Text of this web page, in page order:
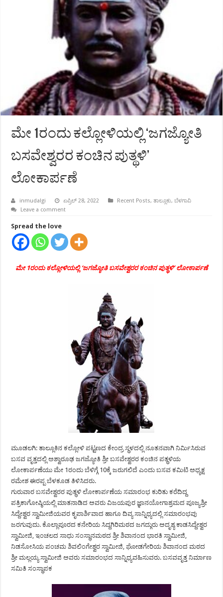
ಮೇ 1ರಂದು ಕಲ್ಲೋಳಿಯಲ್ಲಿ ‘ಜಗಜ್ಯೋತಿ
ಬಸವೇಶ್ವರರ ಕಂಚಿನ ಪುತ್ಥಳಿ’
ಲೋಕಾರ್ಪಣೆ
inmudalgi ಏಪ್ರಿಲ್ 28, 2022 Recent Posts,ತಾಲ್ಲೂಕು,ಬೆಳಗಾವಿ
Leave a comment
Spread the love
ಮೇ 1ರಂದು ಕಲ್ಲೋಳಿಯಲ್ಲಿ ‘ಜಗಜ್ಯೋತಿ ಬಸವೇಶ್ವರರ ಕಂಚಿನ ಪುತ್ಥಳಿ’ ಲೋಕಾರ್ಪಣೆ
ಮೂಡಲಗಿ: ತಾಲ್ಲೂಕಿನ ಕಲ್ಲೋಳಿ ಪಟ್ಟಣದ ಕೇಂದ್ರ ಸ್ಥಳದಲ್ಲಿ ನೂತನವಾಗಿ ನಿರ್ಮಿಸಿರುವ
ಬಸವ ವೃತ್ತದಲ್ಲಿ ಅಶ್ವಾರೂಢ ಜಗಜ್ಯೋತಿ ಶ್ರೀ ಬಸವೇಶ್ವರರ ಕಂಚಿನ ಪತ್ಥಳಿಯ
ಲೋಕಾರ್ಪಣೆಯು ಮೇ 1ರಂದು ಬೆಳಿಗ್ಗೆ 10ಕ್ಕೆ ಜರುಗಲಿದೆ ಎಂದು ಬಸವ ಕಮಿಟಿ ಅಧ್ಯಕ್ಷ
ರಮೇಶ ಈರಪ್ಪ ಬೆಳಕೂಡ ತಿಳಿಸಿದರು.
ಗುರುವಾರ ಬಸವೇಶ್ವರರ ಪುತ್ಥಳಿ ಲೋಕಾರ್ಪಣೆಯ ಸಮಾರಂಭ ಕುರಿತು ಕರೆದಿದ್ದ
ಪತ್ರಿಕಾಗೋಷ್ಠಿಯಲ್ಲಿ ಮಾತನಾಡಿದ ಅವರು ವಿಜಯಪುರ ಜ್ಞಾನಯೋಗಾಶ್ರಮದ ಪೂಜ್ಯಶ್ರೀ
ಸಿದ್ದೇಶ್ವರ ಸ್ವಾಮೀಜಿಯವರ ಕೃಪಾರ್ಶಿವಾದ ಹಾಗೂ ದಿವ್ಯ ಸಾನ್ನಿಧ್ಯದಲ್ಲಿ ಸಮಾರಂಭವು
ಜರಗುವುದು. ಕೊಲ್ಲಾಪೂರದ ಕನೇರಿಯ ಸಿದ್ದಗಿರಿಮಠದ ಜಗದ್ಗುರು ಅದೃಶ್ಯ ಕಾಡಸಿದ್ದೇಶ್ವರ
ಸ್ವಾಮೀಜಿ, ಇಂಚಲದ ಸಾಧು ಸಂಸ್ಥಾನಮಠದ ಶ್ರೀ ಶಿವಾನಂದ ಭಾರತಿ ಸ್ವಾಮೀಜಿ,
ನಿಡಸೋಸಿಯ ಪಂಚಮ ಶಿವಲಿಂಗೇಶ್ವರ ಸ್ವಾಮೀಜಿ, ಘೋಡಗೇರಿಯ ಶಿವಾನಂದ ಮಠದ
ಶ್ರೀ ಮಲ್ಲಯ್ಯ ಸ್ವಾಮೀಜಿ ಅವರು ಸಮಾರಂಭದ ಸಾನ್ನಿಧ್ಯವಹಿಸುವರು. ಬಸವವೃತ್ತ ನಿರ್ಮಾಣ
ಸಮಿತಿ ಸಂಸ್ಥಾಪಕ